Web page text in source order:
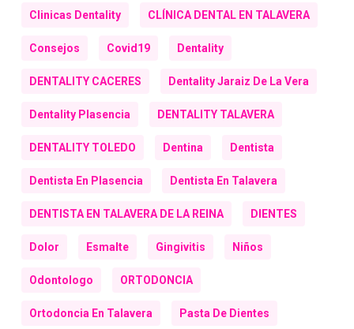
Clinicas Dentality CLÍNICA DENTAL EN TALAVERA
Consejos Covid19 Dentality
DENTALITY CACERES Dentality Jaraiz De La Vera
Dentality Plasencia DENTALITY TALAVERA
DENTALITY TOLEDO Dentina Dentista
Dentista En Plasencia Dentista En Talavera
DENTISTA EN TALAVERA DE LA REINA DIENTES
Dolor Esmalte Gingivitis Niños
Odontologo ORTODONCIA
Ortodoncia En Talavera Pasta De Dientes